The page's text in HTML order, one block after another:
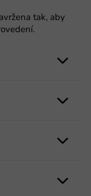
tak, aby